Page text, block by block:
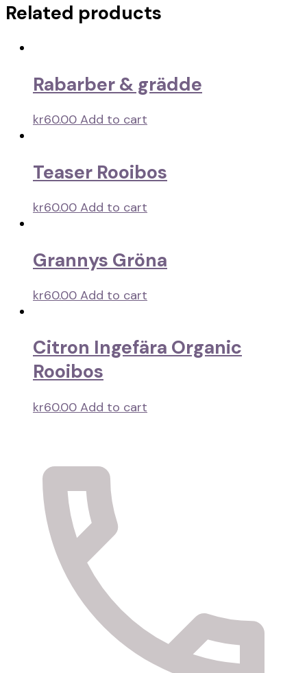
Related products
Rabarber & grädde
kr60.00 Add to cart
Teaser Rooibos
kr60.00 Add to cart
Grannys Gröna
kr60.00 Add to cart
Citron Ingefära Organic
Rooibos
kr60.00 Add to cart